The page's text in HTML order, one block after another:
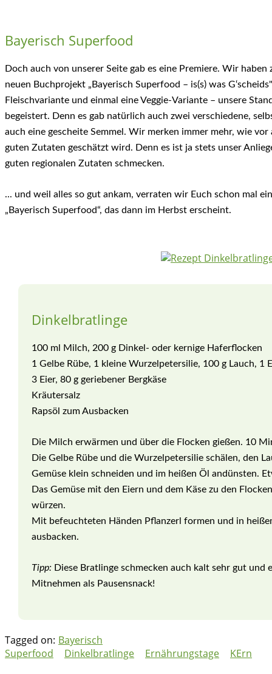
Bayerisch Superfood
Doch auch von unserer Seite gab es eine Premiere. Wir
neuen Buchprojekt „Bayerisch Superfood – is(s) was
Fleischvariante und einmal eine Veggie-Variante – unsere
begeistert. Denn es gab natürlich auch zwei verschiedene,
auch eine gescheite Semmel. Wir merken immer mehr, wie
guten Zutaten geschätzt wird. Denn es ist ja stets unser
guten regionalen Zutaten schmecken.
... und weil alles so gut ankam, verraten wir Euch schon mal
„Bayerisch Superfood“, das dann im Herbst erscheint.
Dinkelbratlinge
100 ml Milch, 200 g Dinkel- oder kernige Haferflocken
1 Gelbe Rübe, 1 kleine Wurzelpetersilie, 100 g Lauch, 1
3 Eier, 80 g geriebener Bergkäse
Kräutersalz
Rapsöl zum Ausbacken
Die Milch erwärmen und über die Flocken gießen. 10
Die Gelbe Rübe und die Wurzelpetersilie schälen, den
Gemüse klein schneiden und im heißen Öl andünsten.
Das Gemüse mit den Eiern und dem Käse zu den
würzen.
Mit befeuchteten Händen Pflanzerl formen und in
ausbacken.
Tipp: Diese Bratlinge schmecken auch kalt sehr gut und
Mitnehmen als Pausensnack!
Tagged on: Bayerisch
Superfood
Dinkelbratlinge Ernährungstage KErn